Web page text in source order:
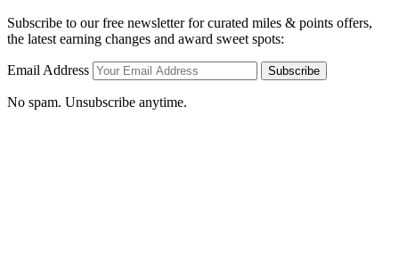
Subscribe to our free newsletter for curated miles & points offers,
the latest earning changes and award sweet spots:
Email Address Subscribe
No spam. Unsubscribe anytime.